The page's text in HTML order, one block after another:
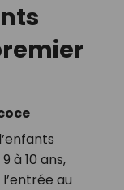
à 10 ans,
au